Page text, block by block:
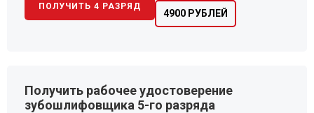
4900 РУБЛЕЙ
ПОЛУЧИТЬ 4 РАЗРЯД
Получить рабочее удостоверение
зубошлифовщика 5-го разряда